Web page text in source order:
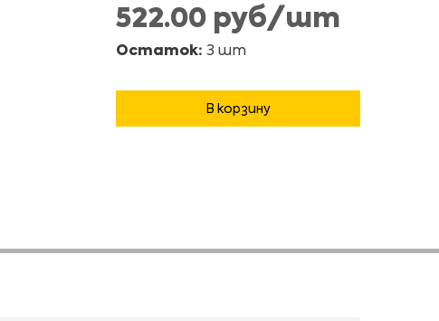
522.00 руб/шт
Остаток: 3 шт
В корзину